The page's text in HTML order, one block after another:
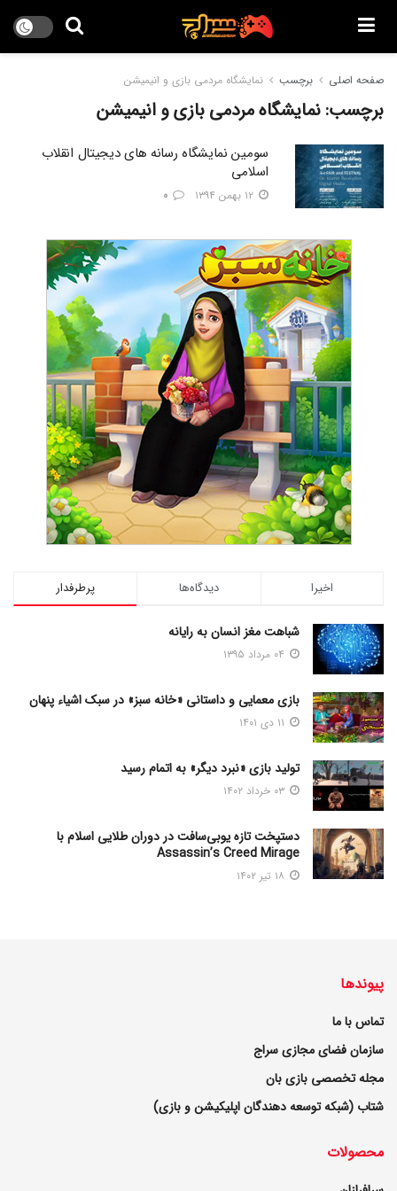
صفحه اصلی برچسب نمایشگاه مردمی بازی و انیمیشن
برچسب:نمایشگاه مردمی بازی و انیمیشن
سومین نمایشگاه رسانه های دیجیتال انقلاب
اسلامی
پرطرفدار دیدگاه‌ها اخیرا
شباهت مغز انسان به رایانه
بازی معمایی و داستانی «خانه سبز» در سبک اشیاء پنهان
تولید بازی «نبرد دیگر» به اتمام رسید
دستپخت تازه یوبی‌سافت در دوران طلایی اسلام با
Assassin’s Creed Mirage
پیوندها
تماس با ما
سازمان فضای مجازی سراج
مجله تخصصی بازی بان
شتاب (شبکه توسعه دهندگان اپلیکیشن و بازی)
محصولات